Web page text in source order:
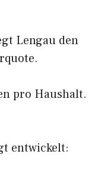
Lengau den
pro Haushalt.
entwickelt: